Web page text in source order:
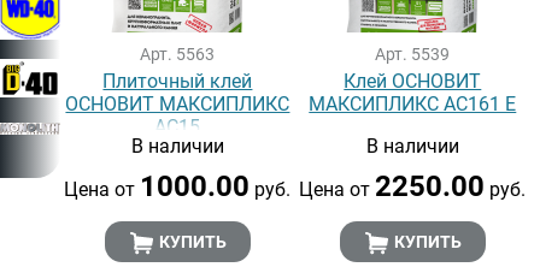
Арт. 5563
Плиточный клей
ОСНОВИТ МАКСИПЛИКС
АС15
В наличии
Цена от 1000.00 руб.
КУПИТЬ
Арт. 5539
Клей ОСНОВИТ
МАКСИПЛИКС АС161 Е
В наличии
Цена от 2250.00 руб.
КУПИТЬ